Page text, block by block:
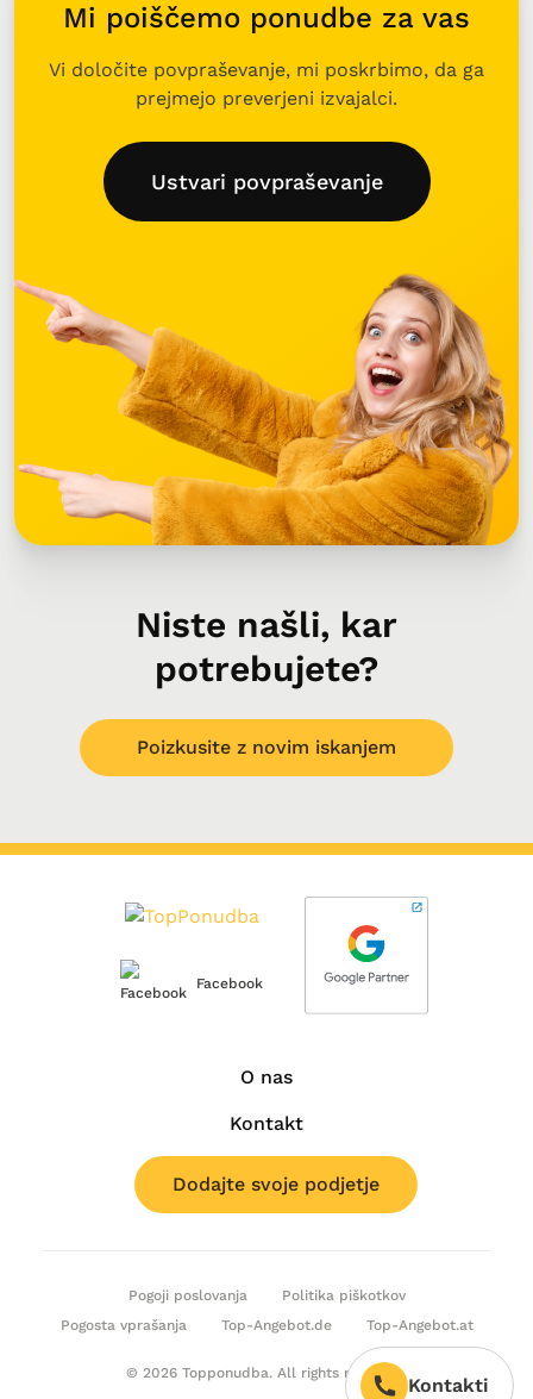
Mi poiščemo ponudbe za vas
Vi določite povpraševanje, mi poskrbimo, da ga
prejmejo preverjeni izvajalci.
Ustvari povpraševanje
Niste našli, kar
potrebujete?
Poizkusite z novim iskanjem
Kontakti
Facebook
O nas
Kontakt
Dodajte svoje podjetje
Pogoji poslovanja
Politika piškotkov
Pogosta vprašanja
Top-Angebot.de Top-Angebot.at
© 2026 Topponudba. All rights reserved.